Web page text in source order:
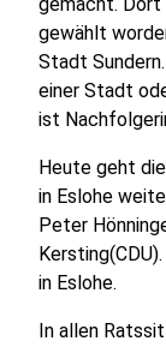
gewählt
Stadt
einer Stadt
ist
Heute geht
in Eslohe
Peter
in Eslohe.
In allen